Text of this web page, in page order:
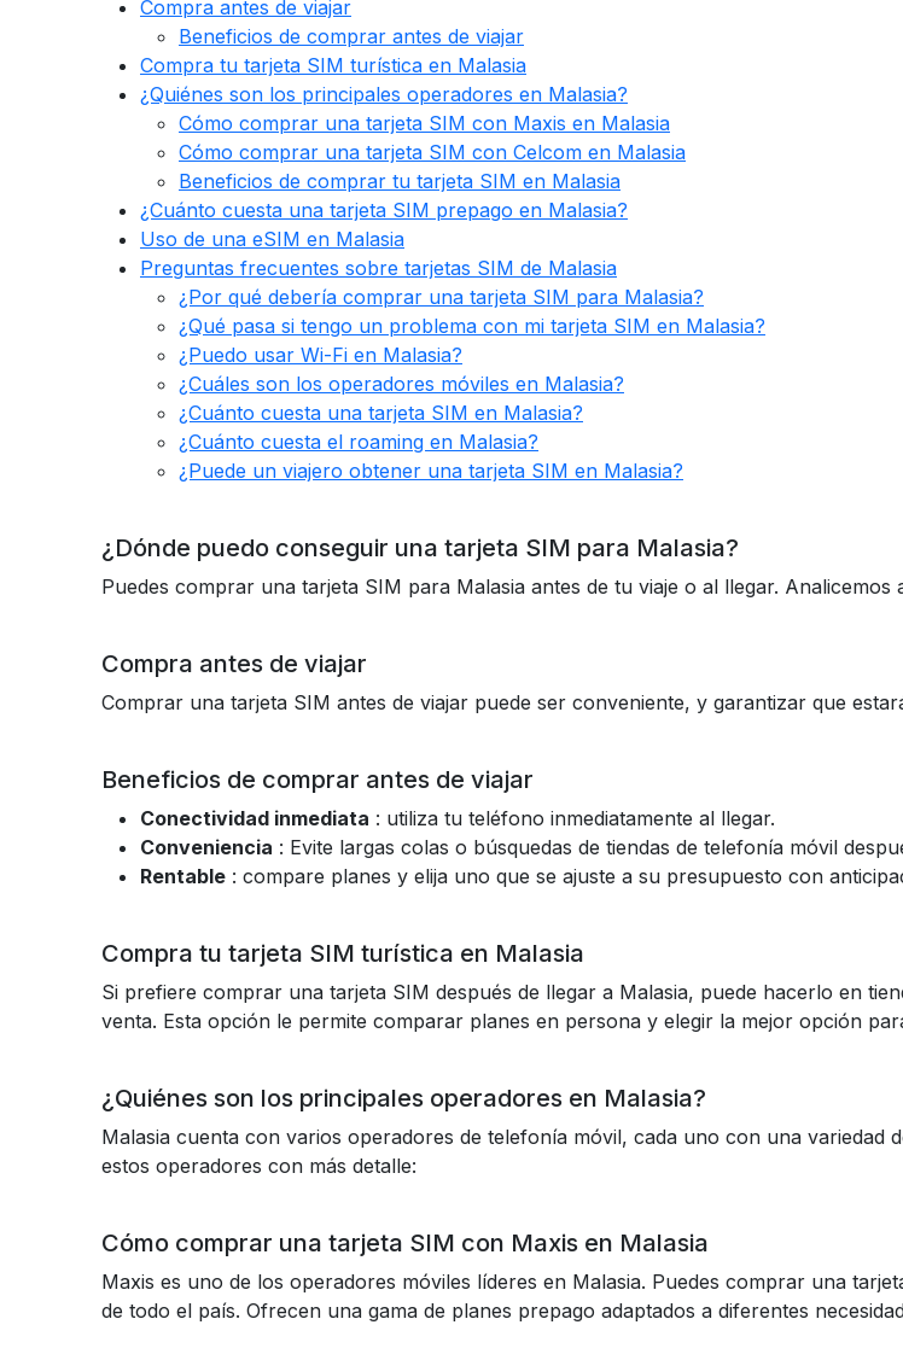
Compra antes de viajar
Beneficios de comprar antes de viajar
Compra tu tarjeta SIM turística en Malasia
¿Quiénes son los principales operadores en Malasia?
Cómo comprar una tarjeta SIM con Maxis en Malasia
Cómo comprar una tarjeta SIM con Celcom en Malasia
Beneficios de comprar tu tarjeta SIM en Malasia
¿Cuánto cuesta una tarjeta SIM prepago en Malasia?
Uso de una eSIM en Malasia
Preguntas frecuentes sobre tarjetas SIM de Malasia
¿Por qué debería comprar una tarjeta SIM para Malasia?
¿Qué pasa si tengo un problema con mi tarjeta SIM en Malasia?
¿Puedo usar Wi-Fi en Malasia?
¿Cuáles son los operadores móviles en Malasia?
¿Cuánto cuesta una tarjeta SIM en Malasia?
¿Cuánto cuesta el roaming en Malasia?
¿Puede un viajero obtener una tarjeta SIM en Malasia?
¿Dónde puedo conseguir una tarjeta SIM para Malasia?
Puedes comprar una tarjeta SIM para Malasia antes de tu viaje o al llegar.
Compra antes de viajar
Comprar una tarjeta SIM antes de viajar puede ser conveniente, y garantizar que
Beneficios de comprar antes de viajar
Conectividad inmediata : utiliza tu teléfono inmediatamente al llegar.
Conveniencia : Evite largas colas o búsquedas de tiendas de telefonía móvil
Rentable : compare planes y elija uno que se ajuste a su presupuesto con
Compra tu tarjeta SIM turística en Malasia
Si prefiere comprar una tarjeta SIM después de llegar a Malasia, puede hacerlo en
venta. Esta opción le permite comparar planes en persona y elegir la mejor opción
¿Quiénes son los principales operadores en Malasia?
Malasia cuenta con varios operadores de telefonía móvil, cada uno con una variedad
estos operadores con más detalle:
Cómo comprar una tarjeta SIM con Maxis en Malasia
Maxis es uno de los operadores móviles líderes en Malasia. Puedes comprar una
de todo el país. Ofrecen una gama de planes prepago adaptados a diferentes